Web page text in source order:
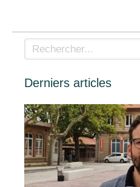
Rechercher
Derniers articles